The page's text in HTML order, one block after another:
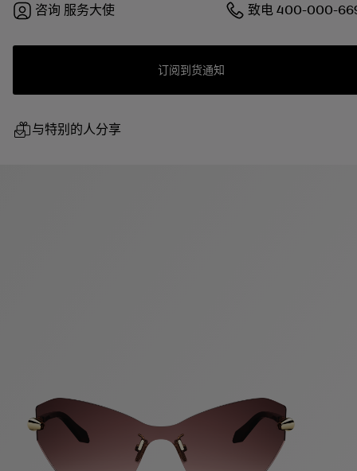
咨询 服务大使 致电400-000-
订阅到货通知
与特别的人分享